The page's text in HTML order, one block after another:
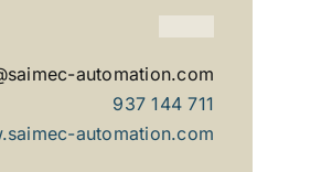
automation.com
937 144 711
automation.com